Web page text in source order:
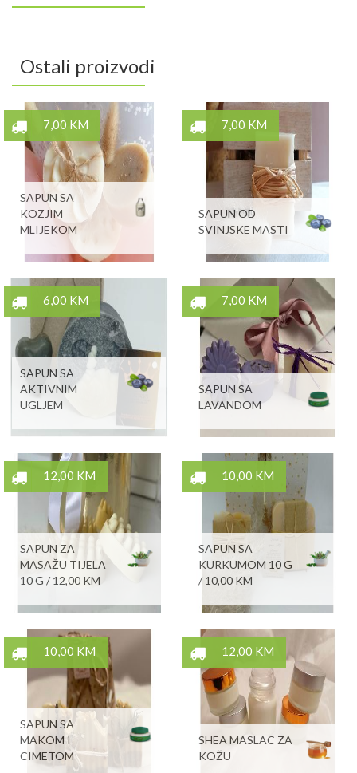
Ostali proizvodi
7,00 KM
SAPUN SA
KOZJIM
MLIJEKOM
7,00 KM
SAPUN OD
SVINJSKE MASTI
6,00 KM
SAPUN SA
AKTIVNIM
UGLJEM
7,00 KM
SAPUN SA
LAVANDOM
12,00 KM
SAPUN ZA
MASAŽU TIJELA
10 G / 12,00 KM
10,00 KM
SAPUN SA
KURKUMOM 10 G
/ 10,00 KM
10,00 KM
SAPUN SA
MAKOM I
CIMETOM
12,00 KM
SHEA MASLAC ZA
KOŽU